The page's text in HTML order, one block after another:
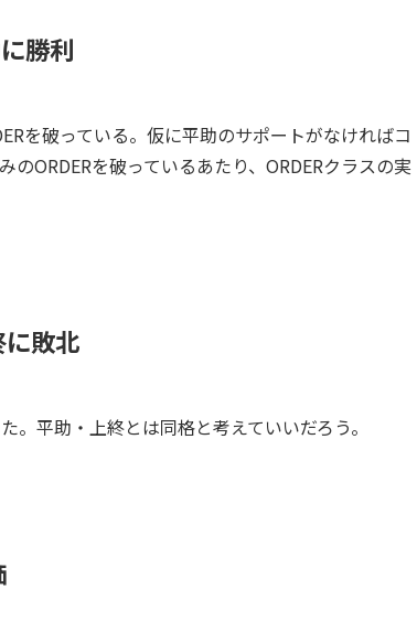
勝利
を破っている。仮に平助のサポートがなければコ
ORDERを破っているあたり、ORDERクラスの実
敗北
平助・上終とは同格と考えていいだろう。